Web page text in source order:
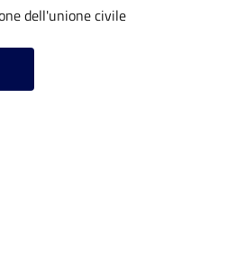
dell'unione civile